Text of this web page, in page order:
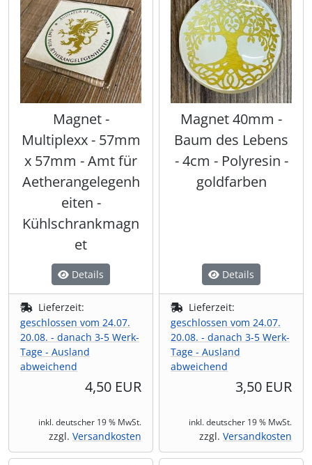
Magnet -
Multiplexx - 57mm
x 57mm - Amt für
Aetherangelegenh
eiten -
Kühlschrankmagn
et
Details
Lieferzeit:
geschlossen vom 24.07.
20.08. - danach 3-5 Werk-
Tage - Ausland
abweichend
4,50 EUR
inkl. deutscher 19 % MwSt.
zzgl. Versandkosten
Magnet 40mm -
Baum des Lebens
- 4cm - Polyresin -
goldfarben
Details
Lieferzeit:
geschlossen vom 24.07.
20.08. - danach 3-5 Werk-
Tage - Ausland
abweichend
3,50 EUR
inkl. deutscher 19 % MwSt.
zzgl. Versandkosten